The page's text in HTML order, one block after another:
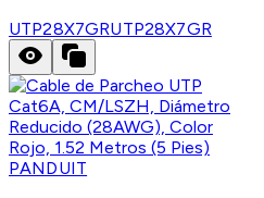
UTP28X7GRUTP28X7GR
PANDUIT